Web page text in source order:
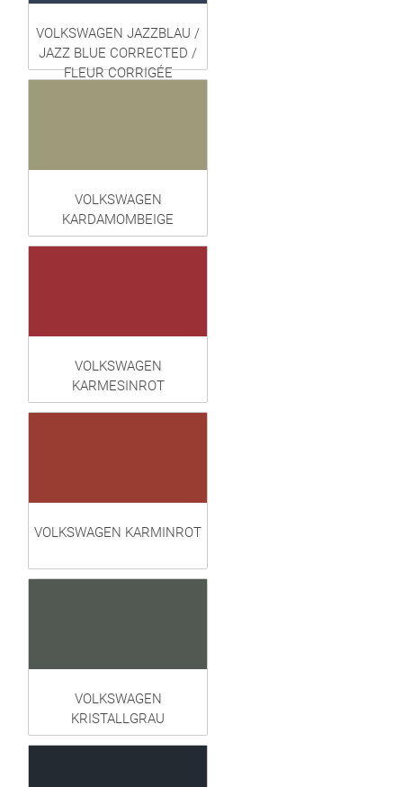
VOLKSWAGEN JAZZBLAU /
JAZZ BLUE CORRECTED /
FLEUR CORRIGÉE
VOLKSWAGEN
KARDAMOMBEIGE
VOLKSWAGEN
KARMESINROT
VOLKSWAGEN KARMINROT
VOLKSWAGEN
KRISTALLGRAU